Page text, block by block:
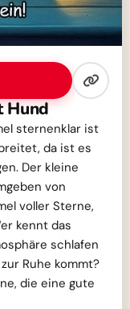
Hund
sternenklar ist
da ist es
Der kleine
von
voller Sterne,
kennt das
schlafen
Ruhe kommt?
die eine gute